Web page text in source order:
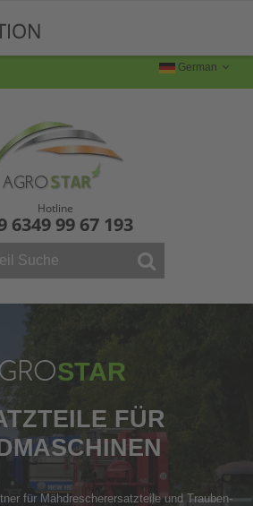
German
Hotline
6349 99 67 193
STAR
FÜR
für Mähdrescherersatzteile und Trauben-